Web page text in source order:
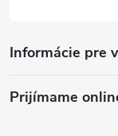
Informácie pre
Prijímame